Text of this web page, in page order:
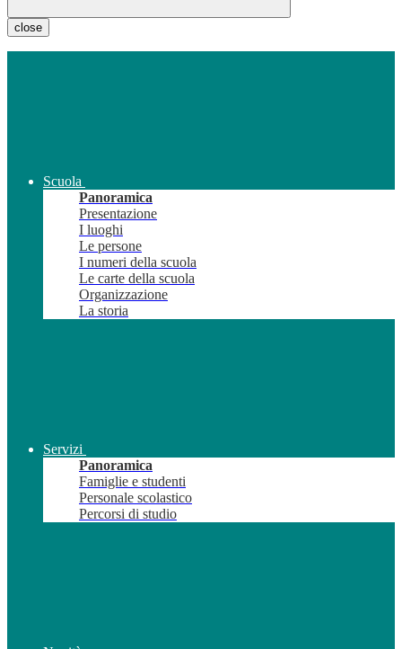
close
Scuola
Panoramica
Presentazione
I luoghi
Le persone
I numeri della scuola
Le carte della scuola
Organizzazione
La storia
Servizi
Panoramica
Famiglie e studenti
Personale scolastico
Percorsi di studio